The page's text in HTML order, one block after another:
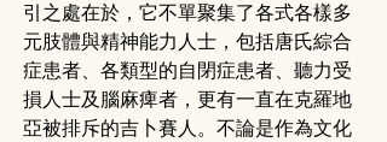
引之處在於，它不單聚集了各式各樣多
元肢體與精神能力人士，包括唐氏綜合
症患者、各類型的自閉症患者、聽力受
損人士及腦麻痺者，更有一直在克羅地
亞被排斥的吉卜賽人。不論是作為文化